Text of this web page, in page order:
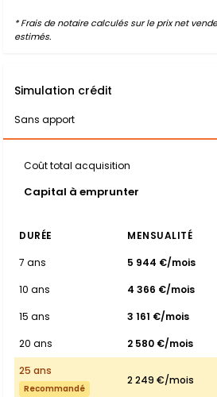
* Frais de notaire calculés sur le prix net
estimés.
Simulation crédit
Sans apport
Coût total acquisition
Capital à emprunter
DURÉE MENSUALITÉ
7 ans
5 944 €/mois
10 ans
4 366 €/mois
15 ans
3 161 €/mois
20 ans
2 580 €/mois
25 ans
Recommandé
2 249 €/mois